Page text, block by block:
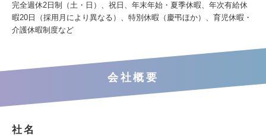
完全週休2日制（土・日）、祝日、年末年始・夏季休暇、年次有給休
暇20日（採用月により異なる）、特別休暇（慶弔ほか）、育児休暇・
介護休暇制度など
会社概要
社名